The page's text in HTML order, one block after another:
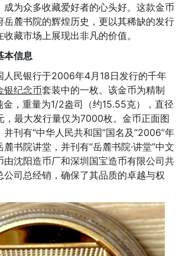
成为众多收藏爱好者的心头好。这款金币
岳麓书院的辉煌历史，更以其稀缺的发行
藏市场上展现出非凡的价值。
本信息
人民银行于2006年4月18日发行的千年
银纪念币套装中的一枚。该金币为精制
，重量为1/2盎司（约15.55克），直径
最大发行量仅为7000枚。金币正面图
刊有“中华人民共和国”国名及“2006”年
书院讲堂，并刊有“岳麓书院·讲堂”中文
由沈阳造币厂和深圳国宝造币有限公司共
公司总经销，确保了其品质的卓越与权